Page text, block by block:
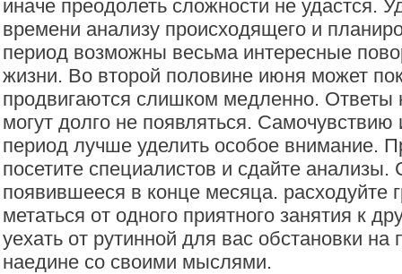
иначе преодолеть сложности не удастся.
времени анализу происходящего и
период возможны весьма интересные
жизни. Во второй половине июня может
продвигаются слишком медленно. Ответы
могут долго не появляться. Самочувствию
период лучше уделить особое внимание.
посетите специалистов и сдайте
появившееся в конце месяца. расходуйте
метаться от одного приятного занятия к
уехать от рутинной для вас обстановки на
наедине со своими мыслями.